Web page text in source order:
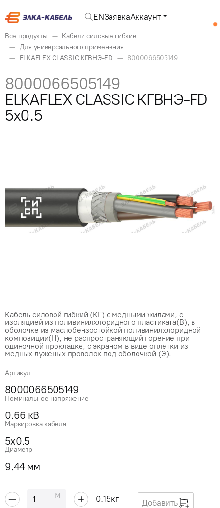
ENЗаявкаАккаунт
Все продукты
Кабели силовые гибкие
Для универсального применения
ELKAFLEX CLASSIC КГВНЭ-FD
8000066505149
Кабель силовой гибкий (КГ) с медными жилами, с
изоляцией из поливинилхлоридного пластиката(В), в
оболочке из маслобензостойкой поливинилхлоридной
композиции(Н), не распространяющий горение при
одиночной прокладке, с экраном в виде оплетки из
медных луженых проволок под оболочкой (Э).
Артикул
8000066505149
Номинальное напряжение
0.66 кВ
Маркировка кабеля
5x0.5
Диаметр
9.44 мм
м 0.15кг Добавить
8000066505149
ELKAFLEX CLASSIC КГВНЭ-FD
5x0.5